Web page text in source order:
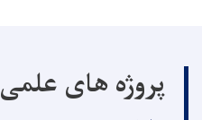
پروژه های علمی